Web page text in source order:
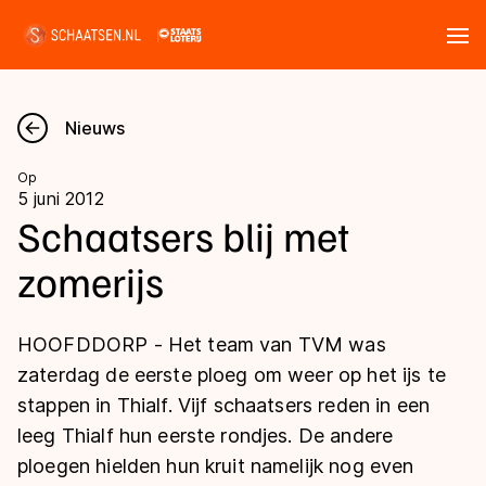
Nieuws
Kalender
Disciplines
Langebaan
Shorttrack
Inlineskaten
Uitslagen
Langebaan
Shorttrack
Marathon
Tijden & historie
Ranglijsten Langebaan
Nieuws
Op
5 juni 2012
Schaatsers blij met
zomerijs
HOOFDDORP - Het team van TVM was
zaterdag de eerste ploeg om weer op het ijs te
stappen in Thialf. Vijf schaatsers reden in een
leeg Thialf hun eerste rondjes. De andere
ploegen hielden hun kruit namelijk nog even